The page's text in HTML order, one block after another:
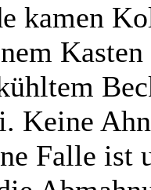
kamen
Kasten
Keine
Falle ist